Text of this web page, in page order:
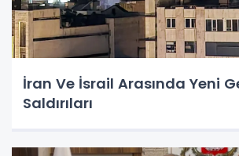
İran Ve İsrail Arasında Yeni
Saldırıları